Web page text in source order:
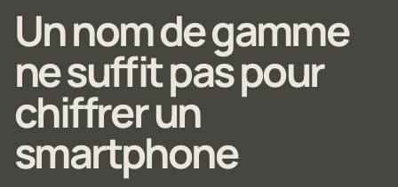
Un nom de gamme
ne suffit pas pour
chiffrer un
smartphone